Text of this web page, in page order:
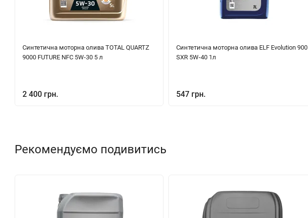
Синтетична моторна олива TOTAL QUARTZ
9000 FUTURE NFC 5W-30 5 л
2 400 грн.
Синтетична моторна олива ELF Evolution 900
SXR 5W-40 1л
547 грн.
Рекомендуємо подивитись